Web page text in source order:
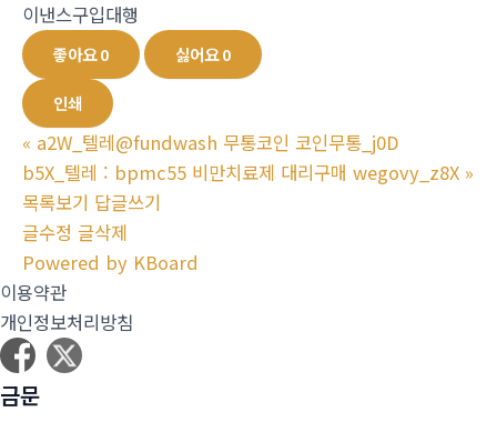
이낸스구입대행
좋아요0 싫어요0
인쇄
« a2W_텔레@fundwash 무통코인 코인무통_j0D
b5X_텔레 : bpmc55 비만치료제 대리구매 wegovy_z8X »
목록보기 답글쓰기
글수정 글삭제
Powered by KBoard
이용약관
개인정보처리방침
금문